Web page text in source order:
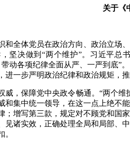
关于《
和全体党员在政治方向、政治立场
坚决做到“两个维护”。习近平总
动各项纪律全面从严、一严到底”
进一步严明政治纪律和政治规矩，
威，保障党中央政令畅通。“两个
和集中统一领导，在这一点上绝不
；增写第三款，规定对不顾党和国
见诸实效，正确处理全局和局部、
。